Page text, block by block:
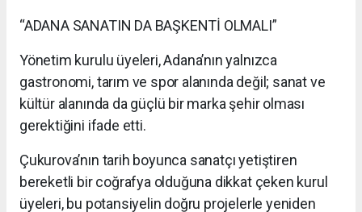
“ADANA SANATIN DA BAŞKENTİ OLMALI”
Yönetim kurulu üyeleri, Adana’nın yalnızca
gastronomi, tarım ve spor alanında değil; sanat ve
kültür alanında da güçlü bir marka şehir olması
gerektiğini ifade etti.
Çukurova’nın tarih boyunca sanatçı yetiştiren
bereketli bir coğrafya olduğuna dikkat çeken kurul
üyeleri, bu potansiyelin doğru projelerle yeniden